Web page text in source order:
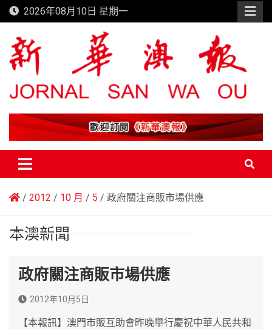
Skip
to
content
2026年08月10日 星期一
新華澳報
2012 10 月 5 政府關注商販市場供應
本澳新聞
政府關注商販市場供應
2012年10月5日
【本報訊】澳門市販互助會昨晚舉行慶祝中華人民共和